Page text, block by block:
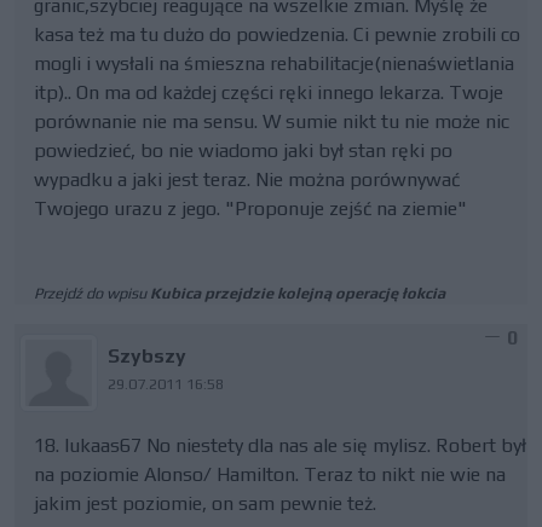
granic,szybciej reagujące na wszelkie zmian. Myślę że
kasa też ma tu dużo do powiedzenia. Ci pewnie zrobili co
mogli i wysłali na śmieszna rehabilitacje(nienaświetlania
itp).. On ma od każdej części ręki innego lekarza. Twoje
porównanie nie ma sensu. W sumie nikt tu nie może nic
powiedzieć, bo nie wiadomo jaki był stan ręki po
wypadku a jaki jest teraz. Nie można porównywać
Twojego urazu z jego. "Proponuje zejść na ziemie"
Przejdź do wpisu Kubica przejdzie kolejną operację łokcia
Szybszy
29.07.2011 16:58
0
18. lukaas67 No niestety dla nas ale się mylisz. Robert był
na poziomie Alonso/ Hamilton. Teraz to nikt nie wie na
jakim jest poziomie, on sam pewnie też.